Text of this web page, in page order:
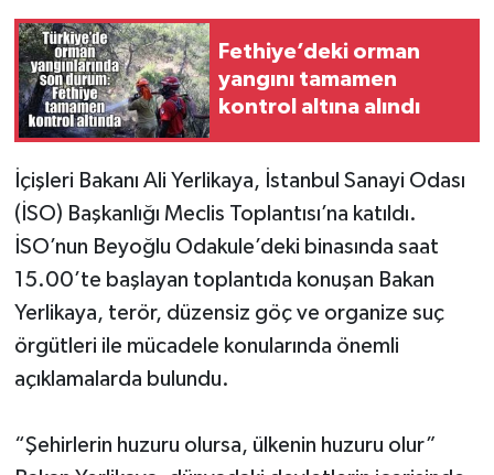
Fethiye’deki orman
yangını tamamen
kontrol altına alındı
İçişleri Bakanı Ali Yerlikaya, İstanbul Sanayi Odası
(İSO) Başkanlığı Meclis Toplantısı’na katıldı.
İSO’nun Beyoğlu Odakule’deki binasında saat
15.00’te başlayan toplantıda konuşan Bakan
Yerlikaya, terör, düzensiz göç ve organize suç
örgütleri ile mücadele konularında önemli
açıklamalarda bulundu.
“Şehirlerin huzuru olursa, ülkenin huzuru olur”